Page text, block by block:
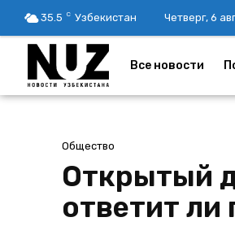
35.5 C Узбекистан Четверг, 6
Все новости
Общество
Открытый
ответит ли